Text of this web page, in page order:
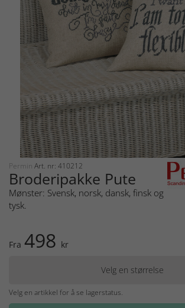
Permin Art. nr: 410212
Broderipakke Pute
Mønster: Svensk, norsk, dansk, finsk og
tysk.
Fra 498 kr
Velg en størrelse
Velg en artikkel for å se lagerstatus.